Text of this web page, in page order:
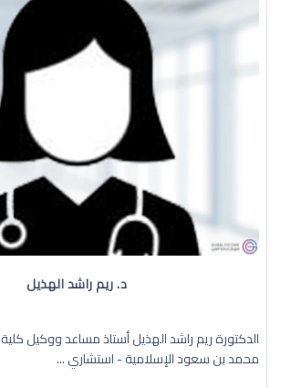
د. ريم راشد الهذيل
الدكتورة ريم راشد الهذيل أستاذ مساعد ووكيل
محمد بن سعود الإسلامية - استشاري ...